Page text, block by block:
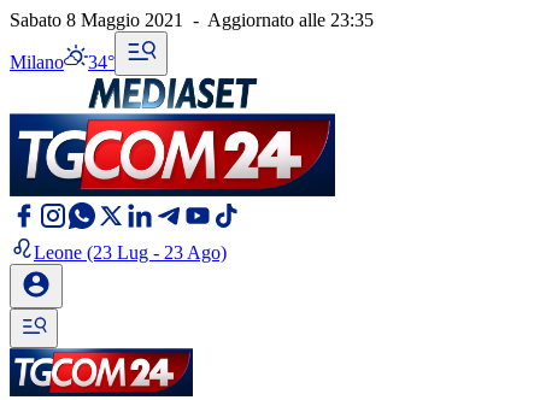
Sabato 8 Maggio 2021 - Aggiornato alle 23:35
Milano 34°
Leone (23 Lug - 23 Ago)